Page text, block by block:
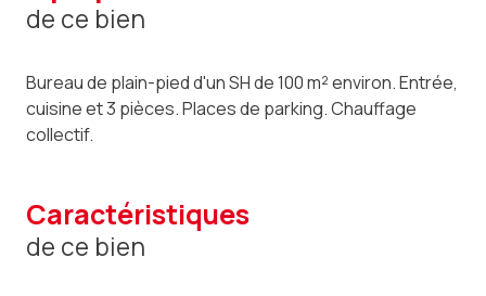
de ce bien
Bureau de plain-pied d'un SH de 100 m² environ. Entrée,
cuisine et 3 pièces. Places de parking. Chauffage
collectif.
caractéristiques
de ce bien